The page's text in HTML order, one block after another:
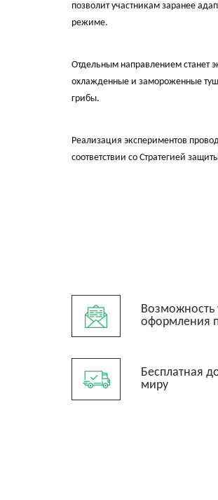
позволит участникам заранее
режиме.
Отдельным направлением станет
охлажденные и замороженные
грибы.
Реализация экспериментов
соответствии со Стратегией
Возможность
оформления
Бесплатная
миру